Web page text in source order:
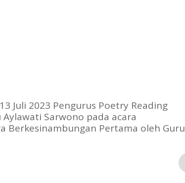
Juli 2023 Pengurus Poetry Reading
Sarwono pada acara
Berkesinambungan Pertama oleh Guru